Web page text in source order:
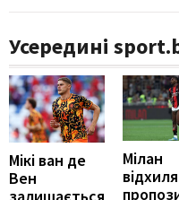
Усередині
Мікі ван де
Вен
Мілан